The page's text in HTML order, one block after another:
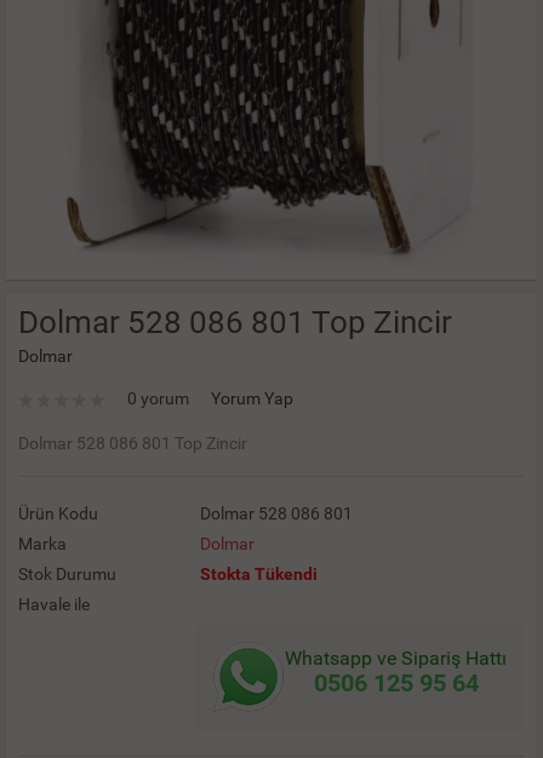
Dolmar 528 086 801 Top Zincir
Dolmar
0 yorum Yorum Yap
Dolmar 528 086 801 Top Zincir
Ürün Kodu
Dolmar 528 086 801
Marka
Dolmar
Stok Durumu
Stokta Tükendi
Havale ile
Whatsapp ve Sipariş Hattı
0506 125 95 64